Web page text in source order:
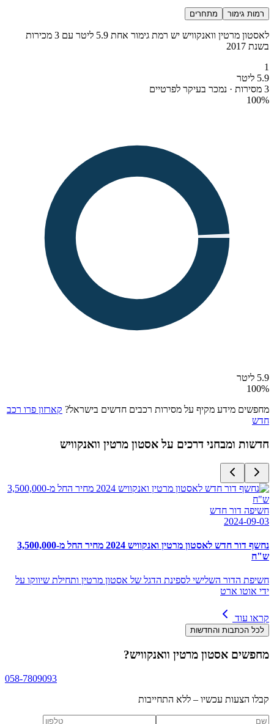
רמות גימור מתחרים
לאסטון מרטין וואנקוויש יש רמת גימור אחת 5.9 ליטר עם 3 מכירות
בשנת 2017
1
5.9 ליטר
3 מסירות · נמכר בעיקר לפרטיים
100%
5.9 ליטר
100%
מחפשים מידע מקיף על מסירות רכבים חדשים בישראל? קארזון פרו רכב
חדש
חדשות ומבחני דרכים על אסטון מרטין וואנקוויש
חשיפה דור חדש
2024-09-03
נחשף דור חדש לאסטון מרטין ואנקוויש 2024 מחיר החל מ-3,500,000
ש"ח
חשיפת הדור השלישי לספינת הדגל של אסטון מרטין ותחילת שיווקו על
ידי אוטו ארט
קראו עוד
לכל הכתבות והחדשות
מחפשים אסטון מרטין וואנקוויש?
058-7809093
קבלו הצעות עכשיו – ללא התחייבות